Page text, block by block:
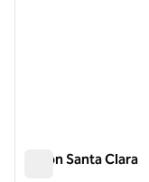
Hilton Santa Clara